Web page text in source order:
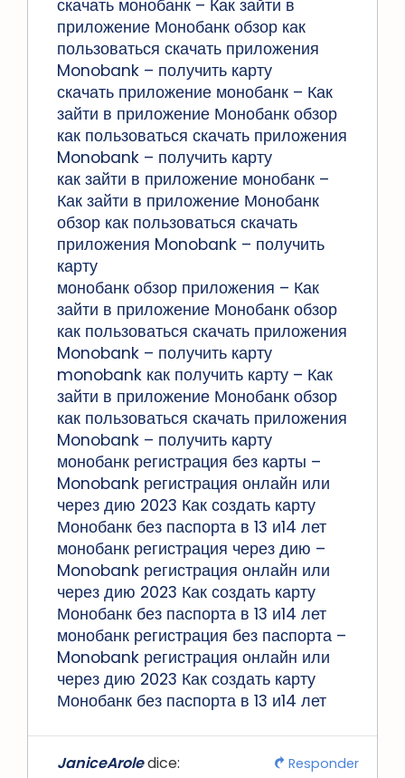
скачать монобанк – Как зайти в
приложение Монобанк обзор как
пользоваться скачать приложения
Monobank – получить карту
скачать приложение монобанк – Как
зайти в приложение Монобанк обзор
как пользоваться скачать приложения
Monobank – получить карту
как зайти в приложение монобанк –
Как зайти в приложение Монобанк
обзор как пользоваться скачать
приложения Monobank – получить
карту
монобанк обзор приложения – Как
зайти в приложение Монобанк обзор
как пользоваться скачать приложения
Monobank – получить карту
monobank как получить карту – Как
зайти в приложение Монобанк обзор
как пользоваться скачать приложения
Monobank – получить карту
монобанк регистрация без карты –
Monobank регистрация онлайн или
через дию 2023 Как создать карту
Монобанк без паспорта в 13 и14 лет
монобанк регистрация через дию –
Monobank регистрация онлайн или
через дию 2023 Как создать карту
Монобанк без паспорта в 13 и14 лет
монобанк регистрация без паспорта –
Monobank регистрация онлайн или
через дию 2023 Как создать карту
Монобанк без паспорта в 13 и14 лет
JaniceAroledice:
Responder